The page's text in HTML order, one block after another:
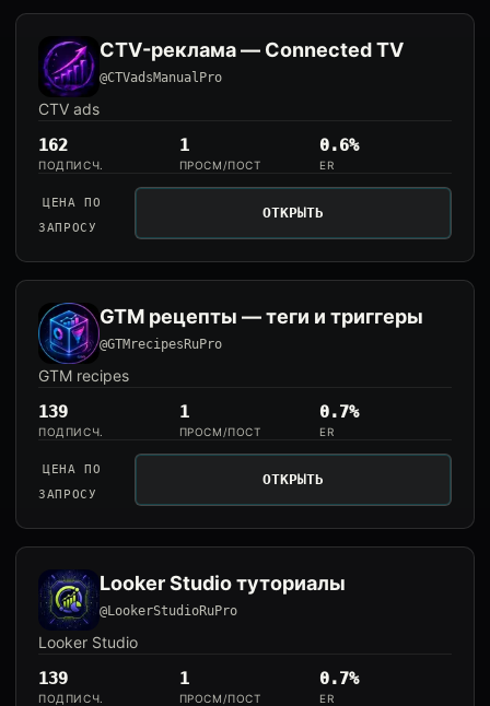
CTV-реклама — Connected TV
@CTVadsManualPro
CTV ads
162
ПОДПИСЧ.
1
ПРОСМ/ПОСТ
0.6%
ER
ЦЕНА ПО
ЗАПРОСУ
ОТКРЫТЬ
GTM рецепты — теги и триггеры
@GTMrecipesRuPro
GTM recipes
139
ПОДПИСЧ.
1
ПРОСМ/ПОСТ
0.7%
ER
ЦЕНА ПО
ЗАПРОСУ
ОТКРЫТЬ
Looker Studio туториалы
@LookerStudioRuPro
Looker Studio
139
ПОДПИСЧ.
1
ПРОСМ/ПОСТ
0.7%
ER